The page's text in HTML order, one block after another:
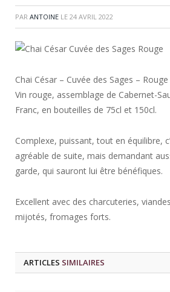
PAR ANTOINE LE 24 AVRIL 2022
Chai César – Cuvée des Sages – Rouge
Vin rouge, assemblage de Cabernet-
Franc, en bouteilles de 75cl et 150cl.
Complexe, puissant, tout en équilibre,
agréable de suite, mais demandant
garde, qui sauront lui être bénéfiques.
Excellent avec des charcuteries,
mijotés, fromages forts.
ARTICLES SIMILAIRES